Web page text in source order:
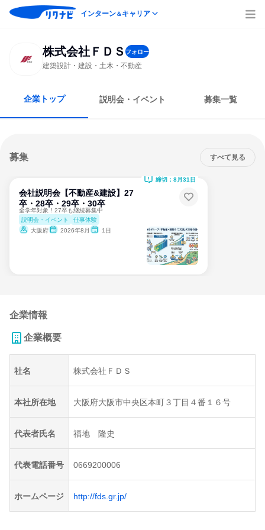
インターン＆キャリア
株式会社ＦＤＳ フォロー
建築設計・建設・土木・不動産
企業トップ 説明会・イベント 募集一覧
募集 すべて見る
会社説明会【不動産&建設】27
卒・28卒・29卒・30卒
全学年対象！27卒も継続募集中
説明会・イベント
仕事体験
大阪府
2026年8月 1日
締切：8月31日
企業情報
企業概要
社名 株式会社ＦＤＳ
本社所在地 大阪府大阪市中央区本町３丁目４番１６号
代表者氏名 福地 隆史
代表電話番号 0669200006
ホームページ http://fds.gr.jp/